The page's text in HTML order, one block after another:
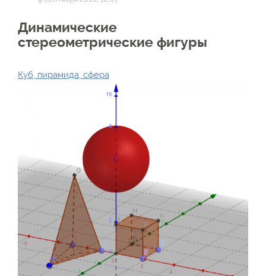
Динамические
стереометрические фигуры
Куб, пирамида, сфера